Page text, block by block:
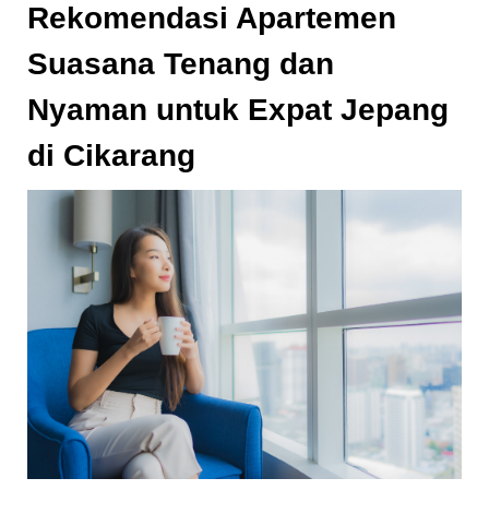
Rekomendasi Apartemen
Suasana Tenang dan
Nyaman untuk Expat Jepang
di Cikarang